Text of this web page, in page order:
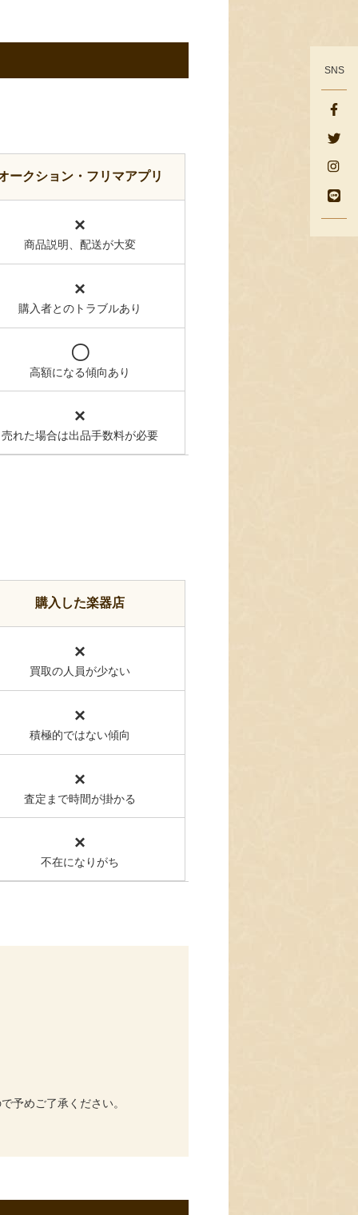
ークション・フリマアプリ
×
商品説明、配送が大変
×
購入者とのトラブルあり
〇
高額になる傾向あり
×
売れた場合は出品手数料が必要
購入した楽器店
×
買取の人員が少ない
×
積極的ではない傾向
×
査定まで時間が掛かる
×
不在になりがち
予めご了承ください。
SNS